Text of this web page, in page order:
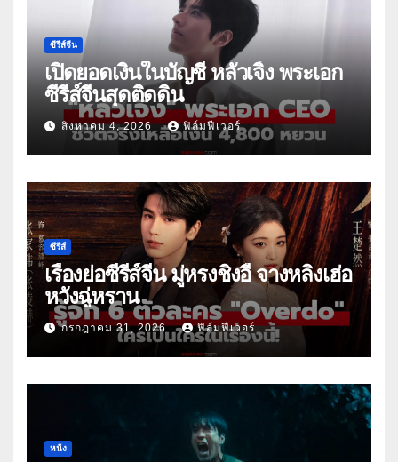
ซีรีส์จีน
เปิดยอดเงินในบัญชี หลัวเจิ้ง พระเอก
ซีรีส์จีนสุดติดดิน
สิงหาคม 4, 2026 ฟิล์มฟีเวอร์
ซีรีส์
เรื่องย่อซีรีส์จีน มู่หรงชิงอี้ จางหลิงเฮ่อ
หวังฉู่หราน
กรกฎาคม 31, 2026 ฟิล์มฟีเวอร์
หนัง